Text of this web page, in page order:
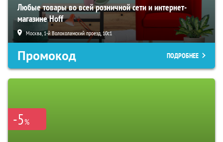
Любые товары во всей розничной сети и интернет-
магазине Hoff
Москва, 1-й Волоколамский проезд, 10с1
Промокод ПОДРОБНЕЕ
-5%